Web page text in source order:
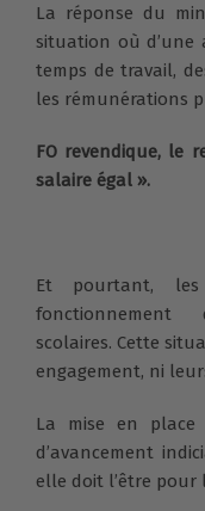
La réponse du
situation où d’une
temps de travail,
les rémunérations
FO revendique, le
salaire égal ».
Et pourtant, les
fonctionnement
scolaires. Cette
engagement, ni
La mise en place
d’avancement
elle doit l’être pour